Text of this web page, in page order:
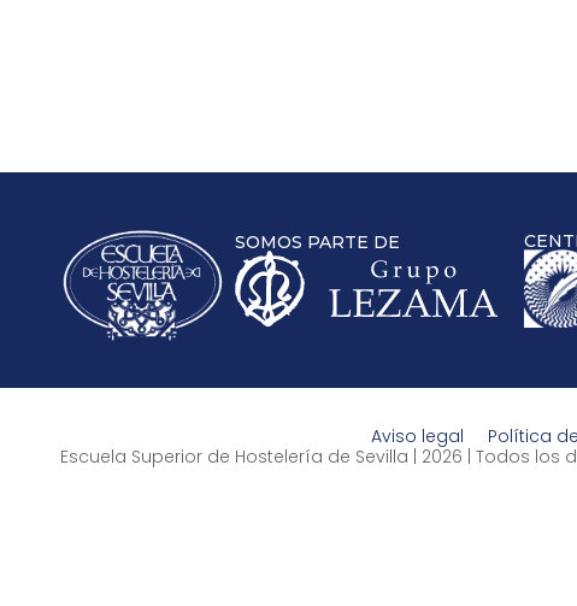
SOMOS PARTE DE
Aviso legal Política
Escuela Superior de Hostelería de Sevilla | 2026 | Todos los